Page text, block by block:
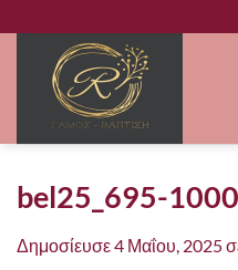
στο
περιεχόμενο
bel25_695-
Δημοσίευσε4 Μαΐου, 2025